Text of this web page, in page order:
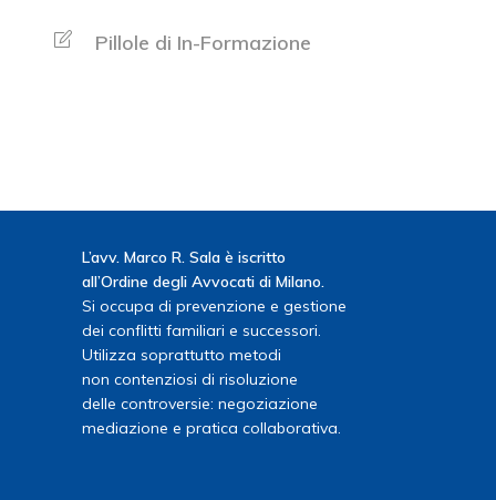
Pillole di In-Formazione
L’avv. Marco R. Sala è iscritto
all’Ordine degli Avvocati di Milano.
Si occupa di prevenzione e gestione
dei conflitti familiari e successori.
Utilizza soprattutto metodi
non contenziosi di risoluzione
delle controversie: negoziazione
mediazione e pratica collaborativa.